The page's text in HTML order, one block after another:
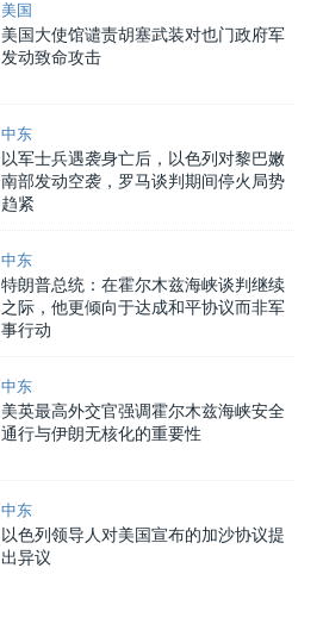
美国
美国大使馆谴责胡塞武装对也门政府军
发动致命攻击
中东
以军士兵遇袭身亡后，以色列对黎巴嫩
南部发动空袭，罗马谈判期间停火局势
趋紧
中东
特朗普总统：在霍尔木兹海峡谈判继续
之际，他更倾向于达成和平协议而非军
事行动
中东
美英最高外交官强调霍尔木兹海峡安全
通行与伊朗无核化的重要性
中东
以色列领导人对美国宣布的加沙协议提
出异议